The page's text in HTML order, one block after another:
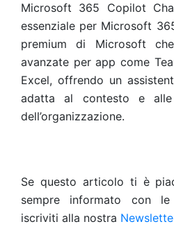
Microsoft 365 Copilot
essenziale per Microsoft
premium di Microsoft
avanzate per app come
Excel, offrendo un
adatta al contesto e alle
dell’organizzazione.
Se questo articolo ti è
sempre informato con
iscriviti alla nostra